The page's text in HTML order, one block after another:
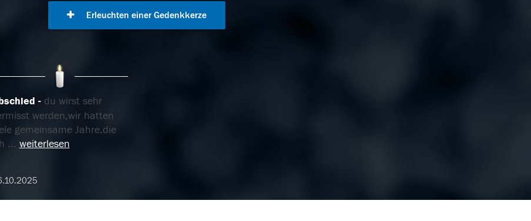
Erleuchten einer Gedenkkerze
du wirst sehr
werden,wir hatten
gemeinsame Jahre,die
... weiterlesen